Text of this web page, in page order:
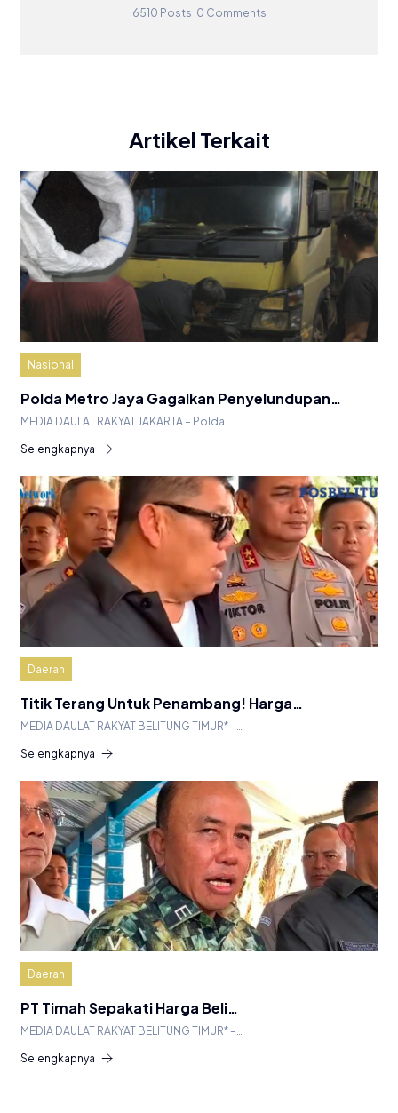
6510 Posts 0 Comments
Artikel Terkait
Nasional
Polda Metro Jaya Gagalkan Penyelundupan…
MEDIA DAULAT RAKYAT JAKARTA – Polda…
Selengkapnya
Daerah
Titik Terang Untuk Penambang! Harga…
MEDIA DAULAT RAKYAT BELITUNG TIMUR* –…
Selengkapnya
Daerah
PT Timah Sepakati Harga Beli…
MEDIA DAULAT RAKYAT BELITUNG TIMUR* –…
Selengkapnya